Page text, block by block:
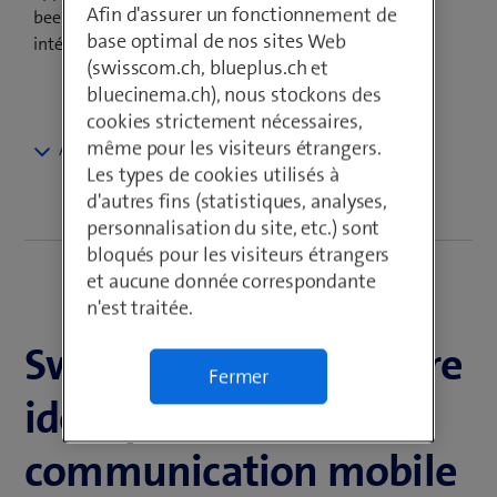
beem, vous bénéficiez aussi d’une cybersécurité
intégrale pour vos utilisateurs et leurs terminaux.
Complétez vos abonnements NATEL® go avec l’option
beemNet et obtenez les mêmes avantages que ceux
proposés par une licence utilisateur beem. Avec
beemNet, les utilisateurs sont protégés et leur sphère
privée renforcée – les appareils mobiles connectés
deviennent des outils de travail fiables avec un accès
Zero Trust aux données de l’entreprise. La combinaison
de NATEL® go avec beem inclut l’Identity & Access
Management (IAM) et l’Unified Endpoint Management
(UEM) et permet une cybersécurité sur mesure, au-delà
des fonctions d’une solution Secure Service Edge (SSE).
Combinez et bénéficiez des avantages suivants:
Swisscom, le partenaire
idéal pour votre
communication mobile
Afin d'assurer un fonctionnement de
base optimal de nos sites Web
(swisscom.ch, blueplus.ch et
bluecinema.ch), nous stockons des
cookies strictement nécessaires,
même pour les visiteurs étrangers.
Les types de cookies utilisés à
d'autres fins (statistiques, analyses,
personnalisation du site, etc.) sont
bloqués pour les visiteurs étrangers
et aucune donnée correspondante
n'est traitée.
Fermer